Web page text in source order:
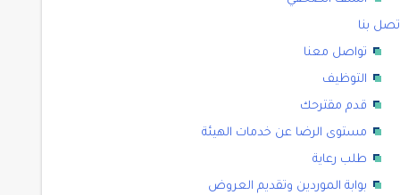
بنا
تواصل معنا
التوظيف
قدم مقترحك
مستوى الرضا عن خدمات الهيئة
طلب رعاية
بوابة الموردين وتقديم العروض